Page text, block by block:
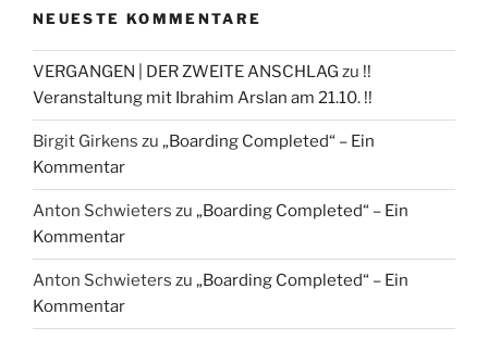
NEUESTE KOMMENTARE
VERGANGEN | DER ZWEITE ANSCHLAG zu !!
Veranstaltung mit Ibrahim Arslan am 21.10. !!
Birgit Girkens zu „Boarding Completed“ – Ein
Kommentar
Anton Schwieters zu „Boarding Completed“ – Ein
Kommentar
Anton Schwieters zu „Boarding Completed“ – Ein
Kommentar